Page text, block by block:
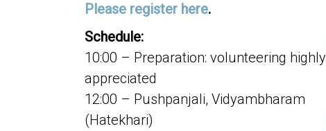
Please register here.
Schedule:
10:00 – Preparation: volunteering highly
appreciated
12:00 – Pushpanjali, Vidyambharam
(Hatekhari)